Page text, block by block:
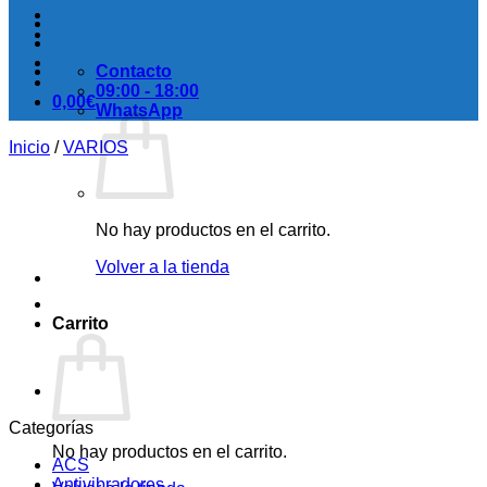
0,00€
No hay productos en el carrito.
Volver a la tienda
Carrito
No hay productos en el carrito.
Contacto
09:00 - 18:00
WhatsApp
Inicio / VARIOS
Categorías
ACS